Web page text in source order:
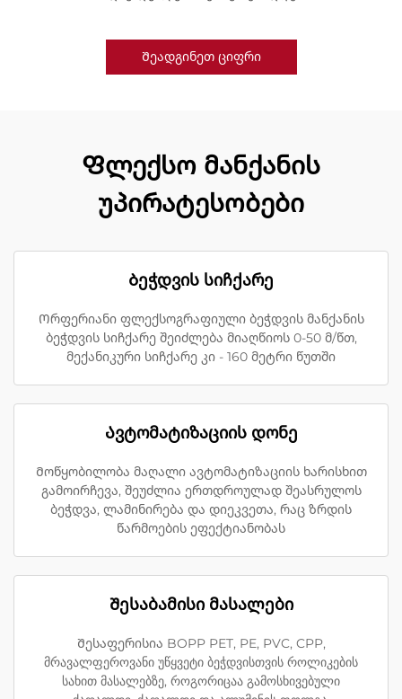
Შეადგინეთ ციფრი
Ფლექსო მანქანის
უპირატესობები
Ბეჭდვის სიჩქარე
Ორფერიანი ფლექსოგრაფიული ბეჭდვის მანქანის
ბეჭდვის სიჩქარე შეიძლება მიაღწიოს 0-50 მ/წთ,
მექანიკური სიჩქარე კი - 160 მეტრი წუთში
Ავტომატიზაციის დონე
Მოწყობილობა მაღალი ავტომატიზაციის ხარისხით
გამოირჩევა, შეუძლია ერთდროულად შეასრულოს
ბეჭდვა, ლამინირება და დიეკვეთა, რაც ზრდის
წარმოების ეფექტიანობას
Შესაბამისი მასალები
Შესაფერისია BOPP PET, PE, PVC, CPP,
მრავალფეროვანი უწყვეტი ბეჭდვისთვის როლიკების
სახით მასალებზე, როგორიცაა გამოსხივებული